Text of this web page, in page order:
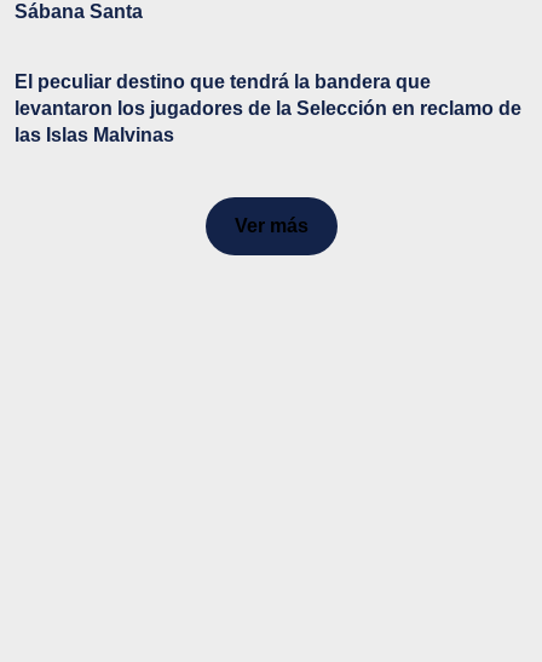
Sábana Santa
El peculiar destino que tendrá la bandera que
levantaron los jugadores de la Selección en reclamo de
las Islas Malvinas
Ver más